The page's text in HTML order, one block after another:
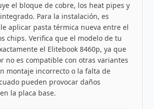
el bloque de cobre, los heat pipes y
Para la instalación, es
aplicar pasta térmica nueva entre el
chips. Verifica que el modelo de tu
el Elitebook 8460p, ya que
no es compatible con otras variantes
montaje incorrecto o la falta de
pueden provocar daños
la placa base.